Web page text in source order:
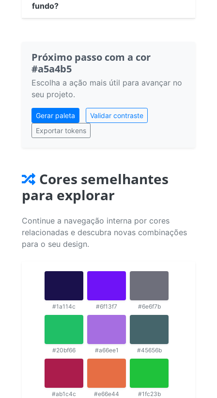
fundo?
Próximo passo com a cor
#a5a4b5
Escolha a ação mais útil para avançar no
seu projeto.
Gerar paleta
Validar contraste
Exportar tokens
Cores semelhantes
para explorar
Continue a navegação interna por cores
relacionadas e descubra novas combinações
para o seu design.
#1a114c #6f13f7 #6e6f7b
#20bf66 #a66ee1 #45656b
#ab1c4c #e66e44 #1fc23b